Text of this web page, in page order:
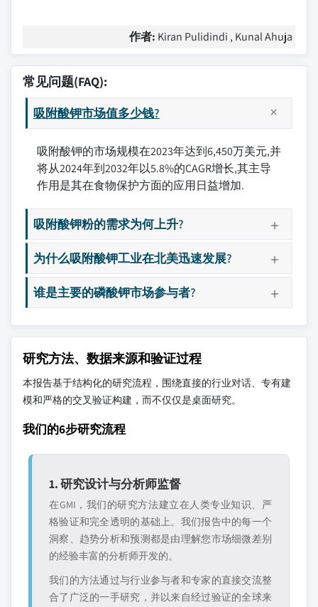
作者: Kiran Pulidindi , Kunal Ahuja
常见问题(FAQ):
吸附酸钾市场值多少钱?
吸附酸钾的市场规模在2023年达到6,450万美元,并
将从2024年到2032年以5.8%的CAGR增长,其主导
作用是其在食物保护方面的应用日益增加.
吸附酸钾粉的需求为何上升?
为什么吸附酸钾工业在北美迅速发展?
谁是主要的磷酸钾市场参与者?
研究方法、数据来源和验证过程
本报告基于结构化的研究流程，围绕直接的行业对话、专有建
模和严格的交叉验证构建，而不仅仅是桌面研究。
我们的6步研究流程
1. 研究设计与分析师监督
在GMI，我们的研究方法建立在人类专业知识、严
格验证和完全透明的基础上。我们报告中的每一个
洞察、趋势分析和预测都是由理解您市场细微差别
的经验丰富的分析师开发的。
我们的方法通过与行业参与者和专家的直接交流整
合了广泛的一手研究，并以来自经过验证的全球来